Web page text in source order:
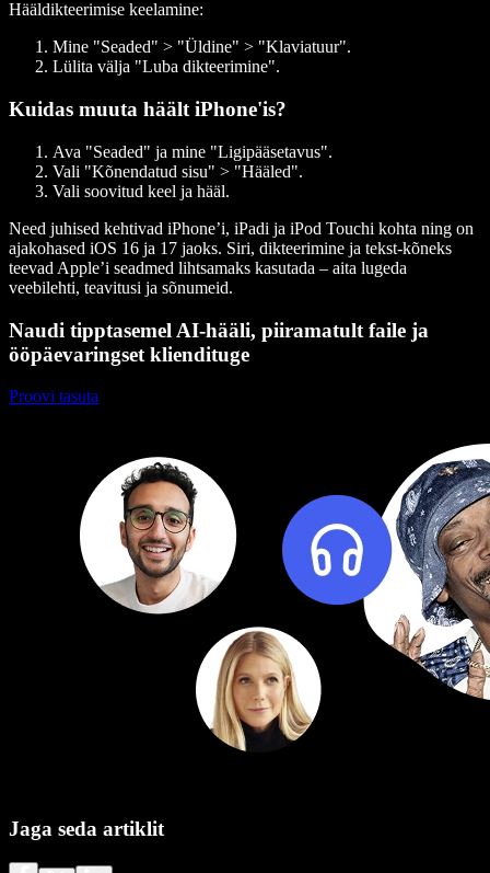
Hääldikteerimise keelamine:
Mine "Seaded" > "Üldine" > "Klaviatuur".
Lülita välja "Luba dikteerimine".
Kuidas muuta häält iPhone'is?
Ava "Seaded" ja mine "Ligipääsetavus".
Vali "Kõnendatud sisu" > "Hääled".
Vali soovitud keel ja hääl.
Need juhised kehtivad iPhone’i, iPadi ja iPod Touchi kohta ning on
ajakohased iOS 16 ja 17 jaoks. Siri, dikteerimine ja tekst-kõneks
teevad Apple’i seadmed lihtsamaks kasutada – aita lugeda
veebilehti, teavitusi ja sõnumeid.
Naudi tipptasemel AI-hääli, piiramatult faile ja
ööpäevaringset kliendituge
Proovi tasuta
Jaga seda artiklit